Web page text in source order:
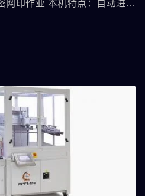
印作业 本机特点：自动进
大小孔径配合，CCD影像自动
马达，搭配CCD作位移补偿
刷，防尘罩-保持印刷室之洁
效率提升印刷产能之良率。